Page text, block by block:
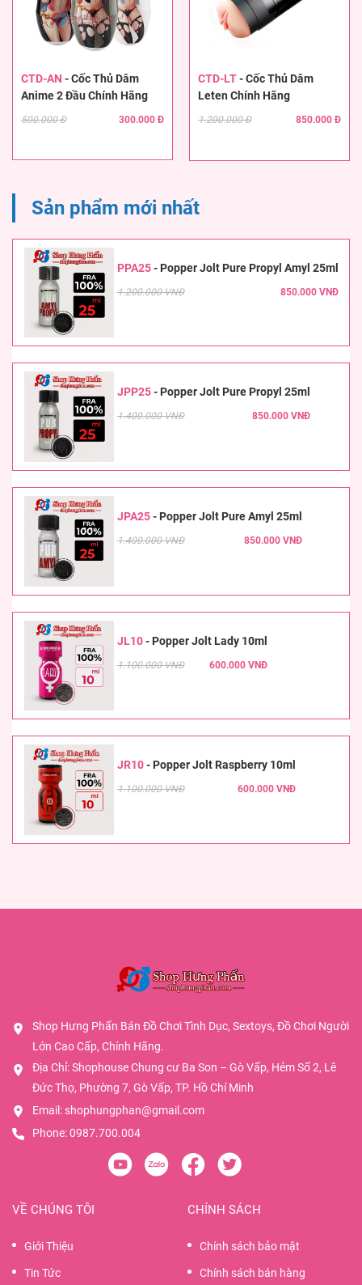
CTD-AN -Cốc Thủ Dâm
Anime 2 Đầu Chính Hãng
500.000 Đ 300.000 Đ
CTD-LT-Cốc Thủ Dâm
Leten Chính Hãng
1.200.000 Đ 850.000 Đ
Sản phẩm mới nhất
PPA25- Popper Jolt Pure Propyl Amyl 25ml
1.200.000 VNĐ 850.000 VNĐ
JPP25- Popper Jolt Pure Propyl 25ml
1.400.000 VNĐ 850.000 VNĐ
JPA25- Popper Jolt Pure Amyl 25ml
1.400.000 VNĐ 850.000 VNĐ
JL10- Popper Jolt Lady 10ml
1.100.000 VNĐ 600.000 VNĐ
JR10- Popper Jolt Raspberry 10ml
1.100.000 VNĐ 600.000 VNĐ
Shop Hưng Phấn Bán Đồ Chơi Tình Dục, Sextoys, Đồ Chơi Người
Lớn Cao Cấp, Chính Hãng.
Địa Chỉ: Shophouse Chung cư Ba Son – Gò Vấp, Hẻm Số 2, Lê
Đức Thọ, Phường 7, Gò Vấp, TP. Hồ Chí Minh
Email: shophungphan@gmail.com
Phone:0987.700.004
VỀ CHÚNG TÔI
Giới Thiệu
Tin Tức
CHÍNH SÁCH
Chính sách bảo mật
Chính sách bán hàng